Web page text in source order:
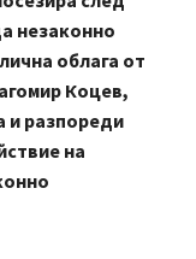
незаконно
облага от
Коцев,
и разпореди
на